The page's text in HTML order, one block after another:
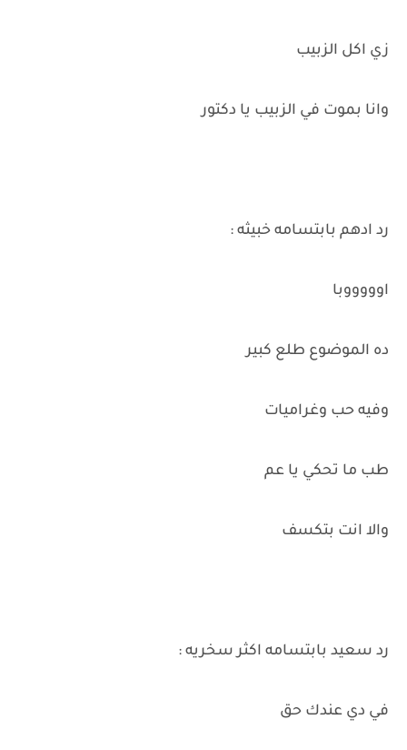
زي اكل الزبيب
وانا بموت في الزبيب يا دكتور
رد ادهم بابتسامه خبيثه :
اوووووبا
ده الموضوع طلع كبير
وفيه حب وغراميات
طب ما تحكي يا عم
والا انت بتكسف
رد سعيد بابتسامه اكثر سخريه :
في دي عندك حق